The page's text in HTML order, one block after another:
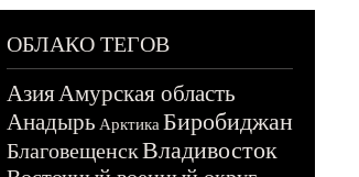
ОБЛАКО ТЕГОВ
АзияАмурская область
Анадырь Арктика Биробиджан
БлаговещенскВладивосток